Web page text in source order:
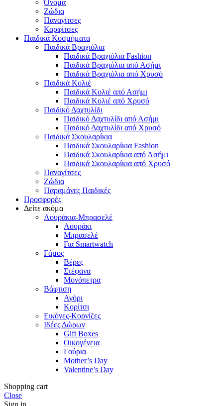
Όνομα
Ζώδια
Παναγίτσες
Καρφίτσες
Παιδικά Κοσμήματα
Παιδικά Βραχιόλια
Παιδικά Βραχιόλια Fashion
Παιδικά Βραχιόλια από Ασήμι
Παιδικά Βραχιόλια από Χρυσό
Παιδικά Κολιέ
Παιδικά Κολιέ από Ασήμι
Παιδικά Κολιέ από Χρυσό
Παιδικό Δαχτυλίδι
Παιδικό Δαχτυλίδι από Ασήμι
Παιδικό Δαχτυλίδι από Χρυσό
Παιδικά Σκουλαρίκια
Παιδικά Σκουλαρίκια Fashion
Παιδικά Σκουλαρίκια από Ασήμι
Παιδικά Σκουλαρίκια από Χρυσό
Παναγίτσες
Ζώδια
Παραμάνες Παιδικές
Προσφορές
Δείτε ακόμα
Λουράκια-Μπρασελέ
Λουράκι
Μπρασελέ
Για Smartwatch
Γάμος
Βέρες
Στέφανα
Μονόπετρα
Βάφτιση
Αγόρι
Κορίτσι
Εικόνες-Κορνίζες
Ιδέες Δώρων
Gift Boxes
Οικογένεια
Γούρια
Mother’s Day
Valentine’s Day
Shopping cart
Close
Sign in